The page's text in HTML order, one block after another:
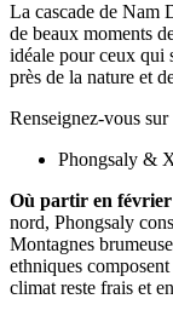
La cascade de Nam
de beaux moments
idéale pour ceux qui
près de la nature et
Renseignez-vous sur
Phongsaly &
Où partir en février
nord, Phongsaly
Montagnes
ethniques
climat reste frais et